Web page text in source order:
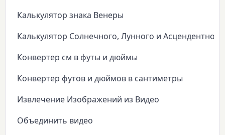
Калькулятор знака Венеры
Калькулятор Солнечного, Лунного и Асцендентного
Конвертер см в футы и дюймы
Конвертер футов и дюймов в сантиметры
Извлечение Изображений из Видео
Объединить видео